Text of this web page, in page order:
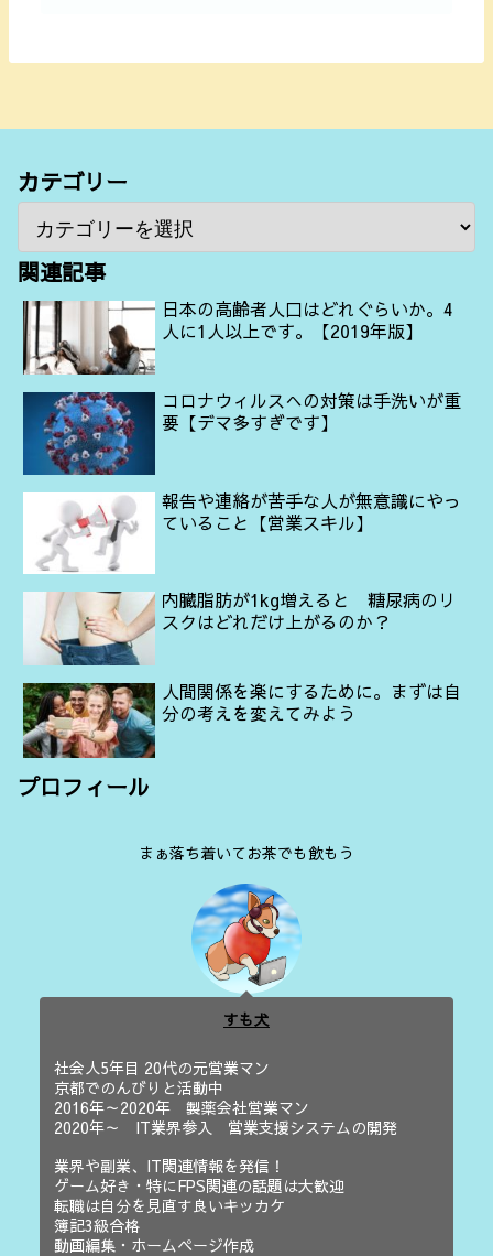
カテゴリー
関連記事
日本の高齢者人口はどれぐらいか。4
人に1人以上です。【2019年版】
コロナウィルスへの対策は手洗いが重
要【デマ多すぎです】
報告や連絡が苦手な人が無意識にやっ
ていること【営業スキル】
内臓脂肪が1kg増えると 糖尿病のリ
スクはどれだけ上がるのか？
人間関係を楽にするために。まずは自
分の考えを変えてみよう
プロフィール
まぁ落ち着いてお茶でも飲もう
すも犬
社会人5年目 20代の元営業マン
京都でのんびりと活動中
2016年～2020年 製薬会社営業マン
2020年～ IT業界参入 営業支援システムの開発
業界や副業、IT関連情報を発信！
ゲーム好き・特にFPS関連の話題は大歓迎
転職は自分を見直す良いキッカケ
簿記3級合格
動画編集・ホームページ作成